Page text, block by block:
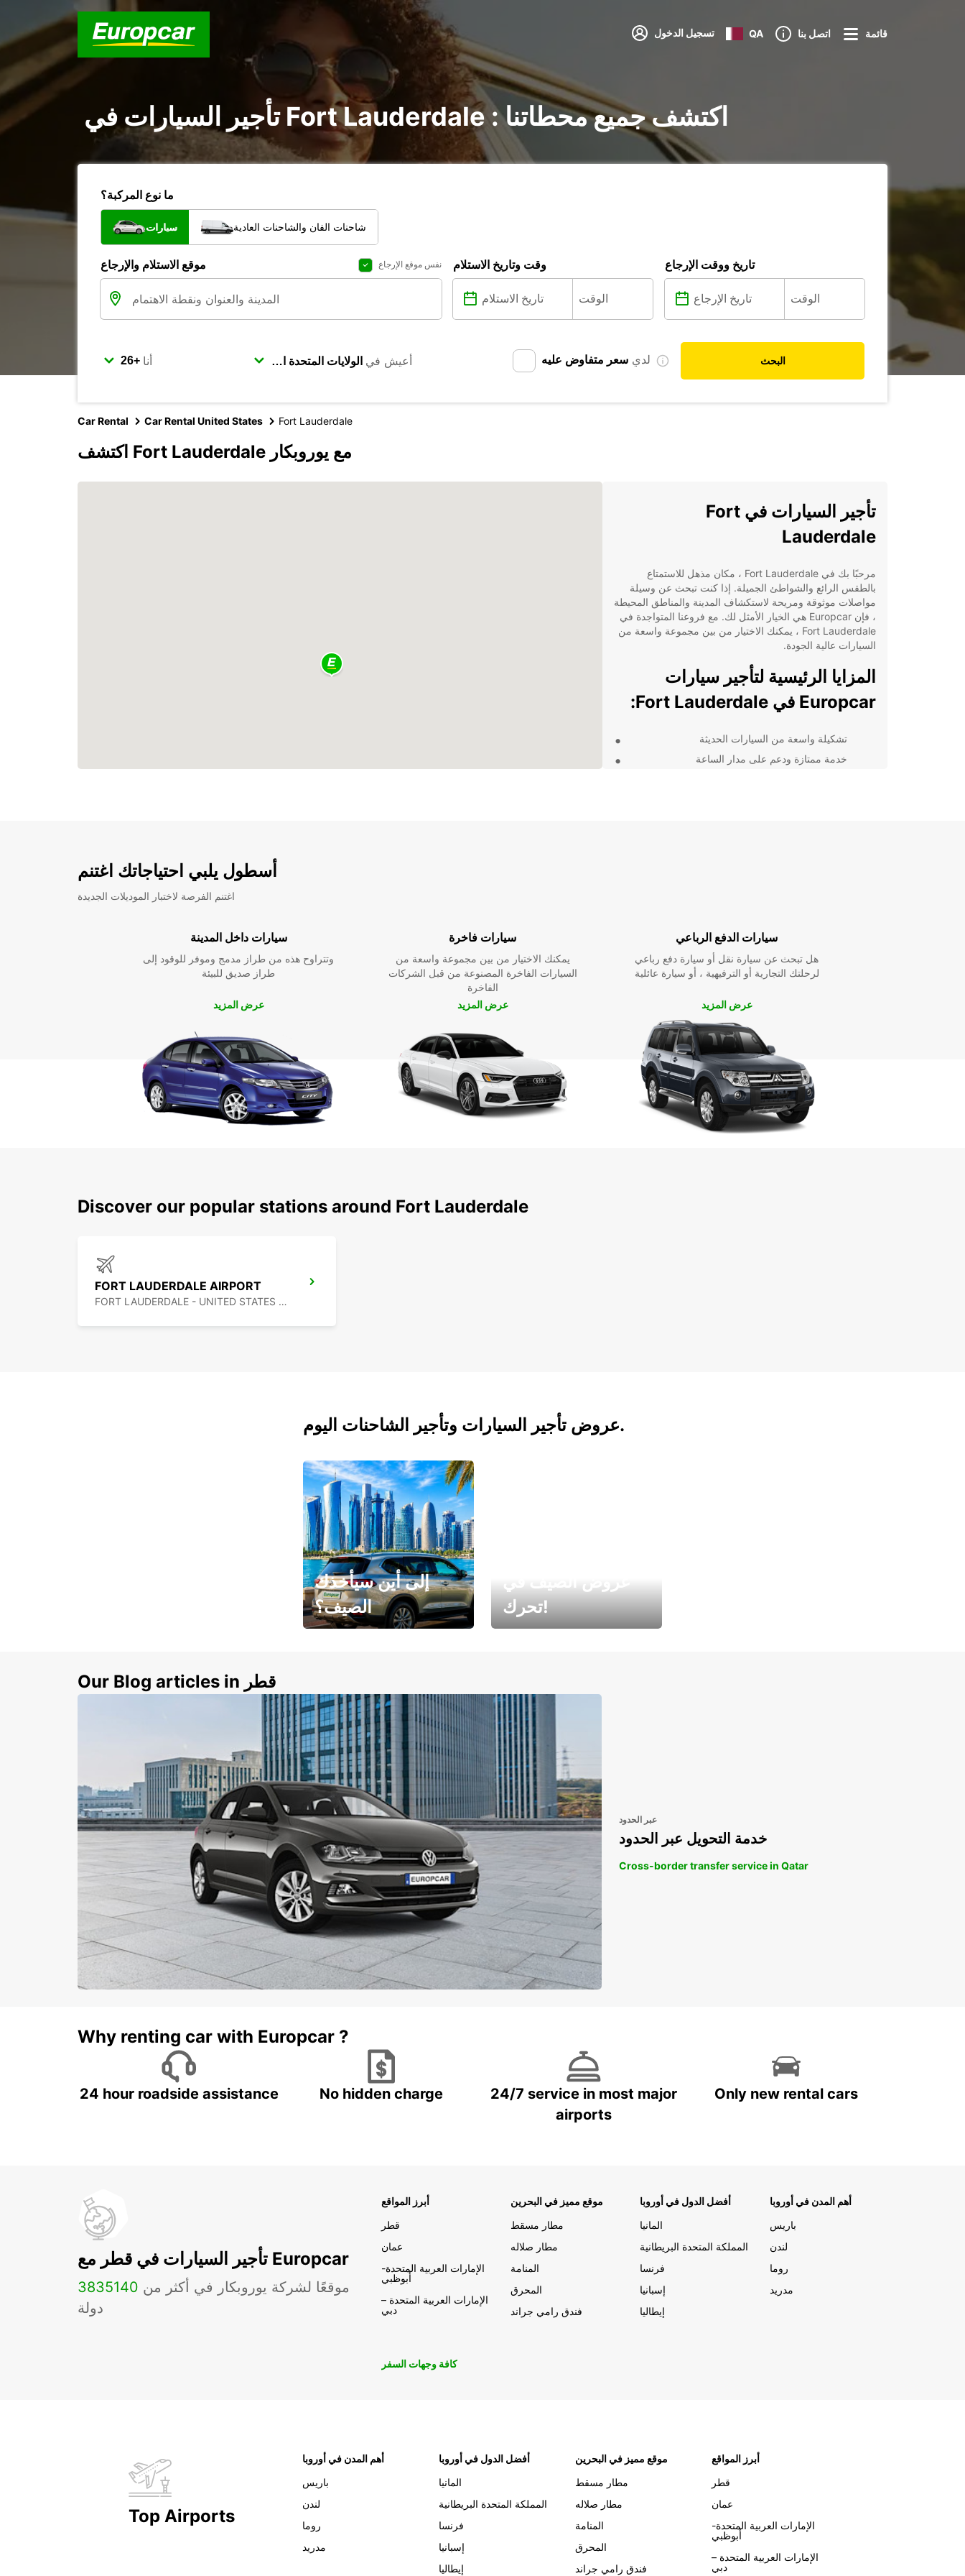
تسجيل الدخول QA اتصل بنا قائمة
تأجير السيارات في Fort Lauderdale : اكتشف جميع محطاتنا
ما نوع المركبة؟
سيارات شاحنات الفان والشاحنات العادية
موقع الاستلام والإرجاع نفس موقع الإرجاع وقت وتاريخ الاستلام تاريخ ووقت الإرجاع
أنا أعيش في لدي سعر متفاوض عليه البحث
Car Rental Car Rental United States Fort Lauderdale
اكتشف Fort Lauderdale مع يوروبكار
تأجير السيارات في Fort
Lauderdale
مرحبًا بك في Fort Lauderdale ، مكان مذهل للاستمتاع
بالطقس الرائع والشواطئ الجميلة. إذا كنت تبحث عن وسيلة
مواصلات موثوقة ومريحة لاستكشاف المدينة والمناطق المحيطة
، فإن Europcar هي الخيار الأمثل لك. مع فروعنا المتواجدة في
Fort Lauderdale ، يمكنك الاختيار من بين مجموعة واسعة من
السيارات عالية الجودة.
المزايا الرئيسية لتأجير سيارات
Europcar في Fort Lauderdale:
تشكيلة واسعة من السيارات الحديثة
خدمة ممتازة ودعم على مدار الساعة
أسطول يلبي احتياجاتك اغتنم
اغتنم الفرصة لاختبار الموديلات الجديدة
سيارات داخل المدينة
وتتراوح هذه من طراز مدمج وموفر للوقود إلى
طراز صديق للبيئة
عرض المزيد
سيارات فاخرة
يمكنك الاختيار من بين مجموعة واسعة من
السيارات الفاخرة المصنوعة من قبل الشركات
الفاخرة
عرض المزيد
سيارات الدفع الرباعي
هل تبحث عن سيارة نقل أو سيارة دفع رباعي
لرحلتك التجارية أو الترفيهية ، أو سيارة عائلية
عرض المزيد
Discover our popular stations around Fort Lauderdale
FORT LAUDERDALE AIRPORT
FORT LAUDERDALE - UNITED STATES OF AMERICA
عروض تأجير السيارات وتأجير الشاحنات اليوم.
إلى أين سيأخذك
الصيف؟
تحرك!
Our Blog articles in قطر
عبر الحدود
خدمة التحويل عبر الحدود
Cross-border transfer service in Qatar
Why renting car with Europcar ?
24 hour roadside assistance No hidden charge
24/7 service in most major
airports
Only new rental cars
تأجير السيارات في قطر مع Europcar
3835 موقعًا لشركة يوروبكار في أكثر من 140
دولة
أبرز المواقع
قطر
عمان
الإمارات العربية المتحدة-
أبوظبي
الإمارات العربية المتحدة –
دبي
موقع مميز في البحرين
مطار مسقط
مطار صلاله
المنامة
المحرق
فندق رامي جراند
أفضل الدول في أوروبا
المانيا
المملكة المتحدة البريطانية
فرنسا
إسبانيا
إيطاليا
أهم المدن في أوروبا
باريس
لندن
روما
مدريد
كافة وجهات السفر
Top Airports
أهم المدن في أوروبا
باريس
لندن
روما
مدريد
أفضل الدول في أوروبا
المانيا
المملكة المتحدة البريطانية
فرنسا
إسبانيا
إيطاليا
موقع مميز في البحرين
مطار مسقط
مطار صلاله
المنامة
المحرق
فندق رامي جراند
أبرز المواقع
قطر
عمان
الإمارات العربية المتحدة-
أبوظبي
الإمارات العربية المتحدة –
دبي